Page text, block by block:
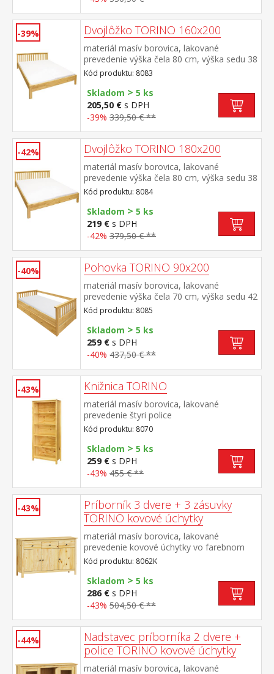
-39% Dvojlôžko TORINO 160x200
materiál masív borovica, lakované
prevedenie výška čela 80 cm, výška sedu 38
cm, cena bez roštu a matraca minimálna
odporúčaná výška matraca 15 cm
odporúčaný rozmer matraca 160 × 200 cm
alebo 2 kusy 80 × 200 cm a rošt R2
odporúčaná nosnosť do 120 kg na každej
polovici postele
Kód produktu: 8083
Skladom > 5 ks
205,50 € s DPH
-39% 339,50 € **
-42% Dvojlôžko TORINO 180x200
materiál masív borovica, lakované
prevedenie výška čela 80 cm, výška sedu 38
cm, cena bez roštu a matraca minimálna
odporúčaná výška matraca 15
cm odporúčaný rozmer matraca 180 × 200
cm alebo 2 kusy 90 × 200 cm a rošt R4
alebo 2 kusy R1 odporúčaná nosnosť do
120 kg na každej polovici postele
Kód produktu: 8084
Skladom > 5 ks
219 € s DPH
-42% 379,50 € **
-40% Pohovka TORINO 90x200
materiál masív borovica, lakované
prevedenie výška čela 70 cm, výška sedu 42
cm, cena bez roštu a matraca minimálna
odporúčaná výška matraca 15
cm odporúčaný rozmer matraca 90 × 200
cm a rošt R1 k pohovke možné dokúpiť
výsuvnú prístelku TORINO 8086 alebo
Kód produktu: 8085
Skladom > 5 ks
259 € s DPH
-40% 437,50 € **
-43% Knižnica TORINO
materiál masív borovica, lakované
prevedenie štyri police
Kód produktu: 8070
Skladom > 5 ks
259 € s DPH
-43% 455 € **
-43%
Príborník 3 dvere + 3 zásuvky
TORINO kovové úchytky
materiál masív borovica, lakované
prevedenie kovové úchytky vo farebnom
prevedení černená mosadz 3 dvere, 3
zásuvky s kovovými pojazdmi vhodný
doplnok nadstavec TORINO 8063K
Kód produktu: 8062K
Skladom > 5 ks
286 € s DPH
-43% 504,50 € **
-44%
Nadstavec príborníka 2 dvere +
police TORINO kovové úchytky
materiál masív borovica, lakované